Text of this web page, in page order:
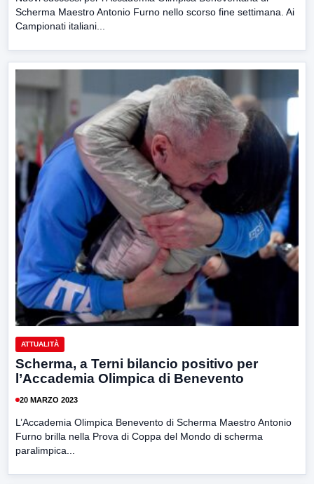
Scherma Maestro Antonio Furno nello scorso fine settimana. Ai
Campionati italiani...
ATTUALITÀ
Scherma, a Terni bilancio positivo per
l’Accademia Olimpica di Benevento
20 MARZO 2023
L’Accademia Olimpica Benevento di Scherma Maestro Antonio
Furno brilla nella Prova di Coppa del Mondo di scherma
paralimpica...